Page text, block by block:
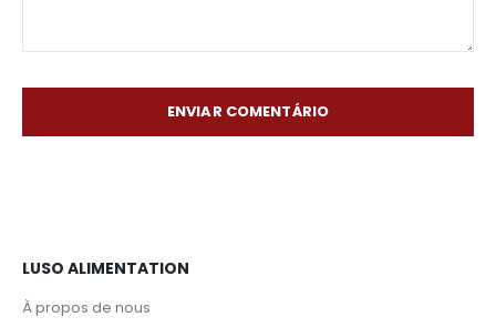
ENVIAR COMENTÁRIO
LUSO ALIMENTATION
À propos de nous